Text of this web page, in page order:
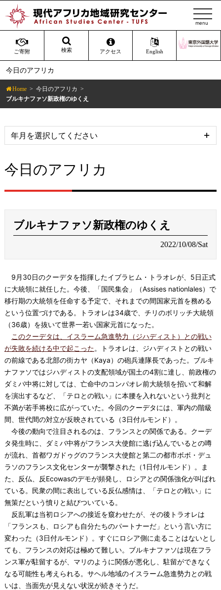
ご寄附 検索 アクセス English
t
o
g
l
v
g
a
n
今日のアフリカ
Home
今日のアフリカ
ブルキナファソ新政権のゆくえ
今日のアフリカ
ブルキナファソ新政権のゆくえ
2022/10/08/Sat
9月30日のクーデタを指揮したイブラヒム・トラオレが、5日正式
に大統領に就任した。今後、「国民集会」（Assises nationlales）で
移行期の大統領を任命する予定で、それまでの間国家元首を務める
という位置づけである。トラオレは34歳で、チリのボリッチ大統領
（36歳）を抜いて世界一若い国家元首になった。
このクーデタは、イスラーム急進勢力（ジハディスト）との戦い
が失敗を続ける中で起こった。トラオレは、ジハディストとの戦い
の前線である北部の街カヤ（Kaya）の砲兵連隊長であった。ブルキ
ナファソではジハディストの支配領域が国土の4割に達し、前政権の
ダミバ中将に対しては、亡命中のコンパオレ前大統領を招いて和解
を演出するなど、「テロとの戦い」に本腰を入れないという批判と
不満が若手将校に広がっていた。今回のクーデタには、軍内の階級
間、世代間の対立が反映されている（3日付ルモンド）。
今後の動向で注目されるのは、フランスとの関係である。クーデ
タ発生時に、ダミバ中将がフランス大使館に逃げ込んでいるとの噂
が流れ、首都ワガドゥグのフランス大使館と第二の都市ボボ・デュ
ラソのフランス文化センターが襲撃された（1日付ルモンド）。ま
た、反仏、反Ecowasのデモが頻発し、ロシアとの関係強化が叫ばれ
ている。民衆の間に表出している反仏感情は、「テロとの戦い」に
無策だという憤りと結びついている。
反乱軍は当初ロシアへの接近を窺わせたが、その後トラオレは
「フランスも、ロシアも自分たちのパートナーだ」という言い方に
変わった（3日付ルモンド）。すぐにロシア側に走ることはないとし
ても、フランスの対応は極めて難しい。ブルキナファソは現在フラ
ンス軍が駐留するが、マリのように関係が悪化し、駐留ができなく
なる可能性も考えられる。サヘル地域のイスラーム急進勢力との戦
いは、当面先が見えない状況が続きそうだ。